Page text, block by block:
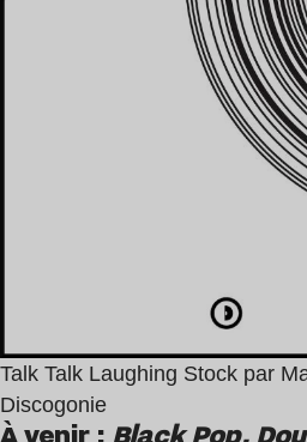
Talk Talk Laughing Stock par
Discogonie
À venir : Black Pop,